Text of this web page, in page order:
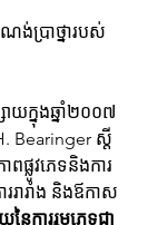
ង់ប្រាថ្នារបស់
ក្នុងឆ្នាំ២០០៧
ស្តី
លូវភេទនិងការ
រារាំង និងឪកាស
យុនៃការរួមភេទជា